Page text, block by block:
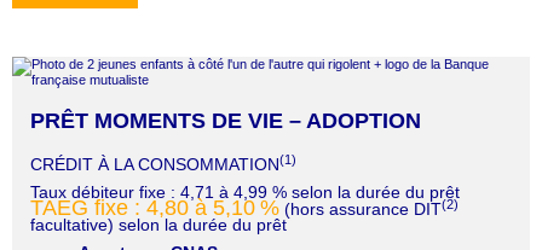
PRÊT MOMENTS DE VIE – ADOPTION
CRÉDIT À LA CONSOMMATION(1)
Taux débiteur fixe : 4,71 à 4,99 % selon la durée du prêt
TAEG fixe : 4,80 à 5,10 % (hors assurance DIT(2)
facultative) selon la durée du prêt